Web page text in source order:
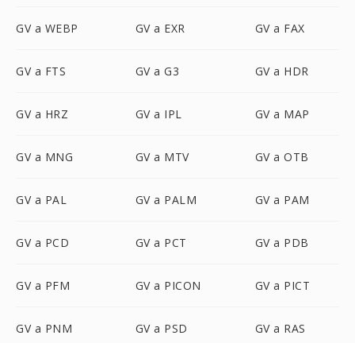
GV a WEBP GV a EXR GV a FAX
GV a FTS GV a G3 GV a HDR
GV a HRZ GV a IPL GV a MAP
GV a MNG GV a MTV GV a OTB
GV a PAL GV a PALM GV a PAM
GV a PCD GV a PCT GV a PDB
GV a PFM GV a PICON GV a PICT
GV a PNM GV a PSD GV a RAS